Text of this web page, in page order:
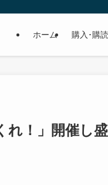
ホーム 購入･購
れ！」開催し